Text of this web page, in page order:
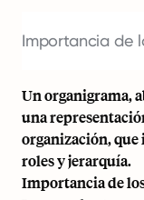
Importancia de
Un organigrama,
una
organización,
roles y jerarquía.
Importancia de